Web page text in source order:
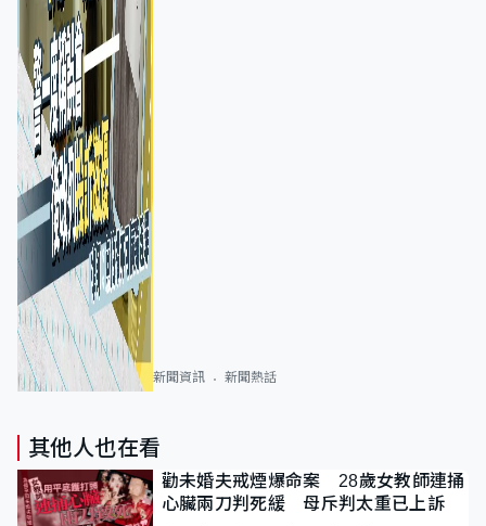
新聞資訊 新聞熱話
其他人也在看
勸未婚夫戒煙爆命案 28歲女教師連捅
心臟兩刀判死緩 母斥判太重已上訴